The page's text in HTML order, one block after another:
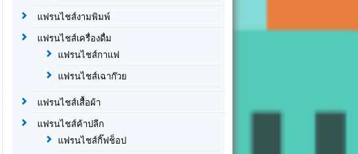
แฟรนไชส์งามพิมพ์
แฟรนไชส์เครื่องดื่ม
แฟรนไชส์กาแฟ
แฟรนไชส์เฉาก๊วย
แฟรนไชส์เสื้อผ้า
แฟรนไชส์ค้าปลีก
แฟรนไชส์กิ๊ฟช็อป